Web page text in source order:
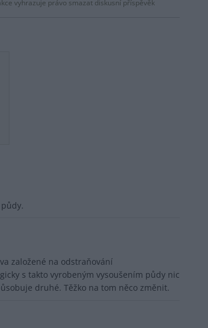
vyhrazuje právo smazat diskusní příspěvěk
založené na odstraňování
s takto vyrobeným vysoušením půdy nic
druhé. Těžko na tom něco změnit.